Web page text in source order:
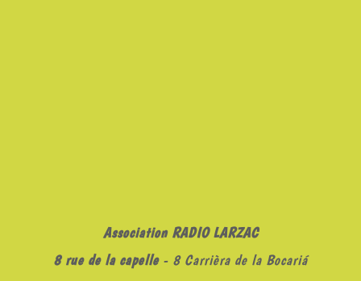
Association RADIO LARZAC
8 rue de la capelle- 8 Carrièra de la Bocariá